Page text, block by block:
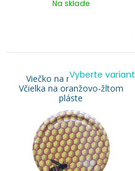
Na sklade
Viečko na med TO 82 -
Včielka na oranžovo-žltom
pláste
Vyberte variant